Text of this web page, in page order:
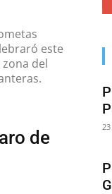
este
del
de